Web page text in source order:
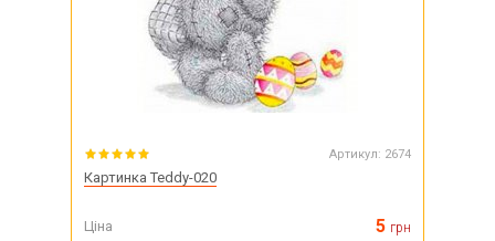
Артикул: 2674
Картинка Teddy-020
Ціна 5 грн